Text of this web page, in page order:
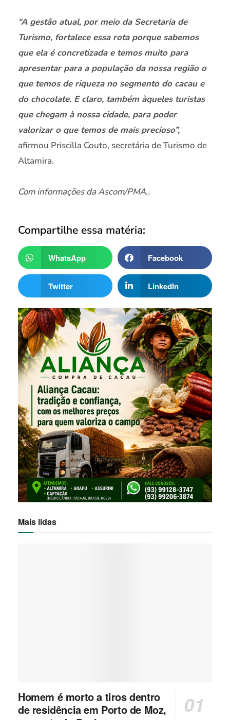
“A gestão atual, por meio da Secretaria de
Turismo, fortalece essa rota porque sabemos
que ela é concretizada e temos muito para
apresentar para a população da nossa região o
que temos de riqueza no segmento do cacau e
do chocolate. E claro, também àqueles turistas
que chegam à nossa cidade, para poder
valorizar o que temos de mais precioso”,
afirmou Priscilla Couto, secretária de Turismo de
Altamira.
Com informações da Ascom/PMA..
Compartilhe essa matéria:
WhatsApp Facebook
Twitter LinkedIn
Mais lidas
Homem é morto a tiros dentro
de residência em Porto de Moz,